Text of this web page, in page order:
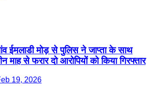
ईमलाडी मोड़ से पुलिस ने जाप्ता के साथ
माह से फरार दो आरोपियों को किया गिरफ्तार
19, 2026